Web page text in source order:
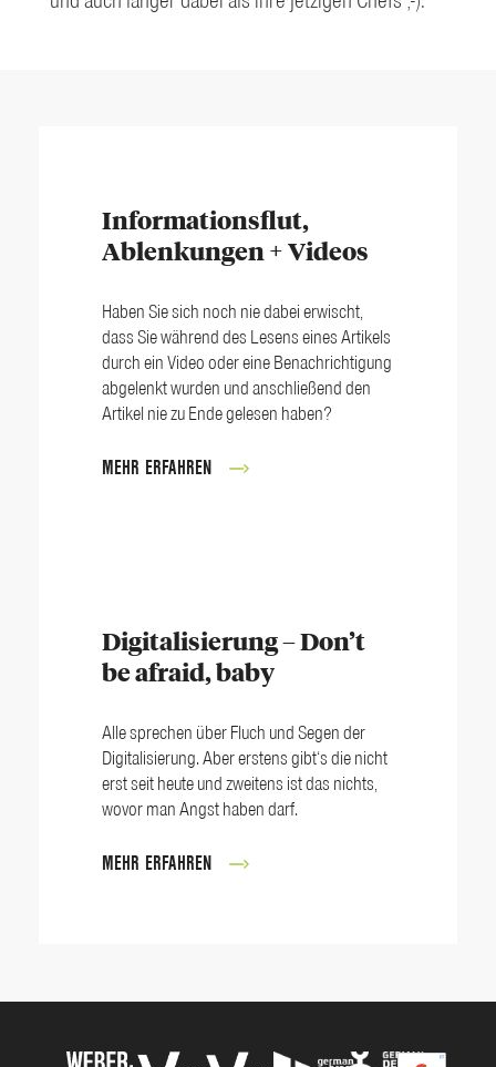
Informationsflut,
Ablenkungen + Videos
Haben Sie sich noch nie dabei erwischt,
dass Sie während des Lesens eines Artikels
durch ein Video oder eine Benachrichtigung
abgelenkt wurden und anschließend den
Artikel nie zu Ende gelesen haben?
MEHR ERFAHREN
Digitalisierung – Don’t
be afraid, baby
Alle sprechen über Fluch und Segen der
Digitalisierung. Aber erstens gibt‘s die nicht
erst seit heute und zweitens ist das nichts,
wovor man Angst haben darf.
MEHR ERFAHREN